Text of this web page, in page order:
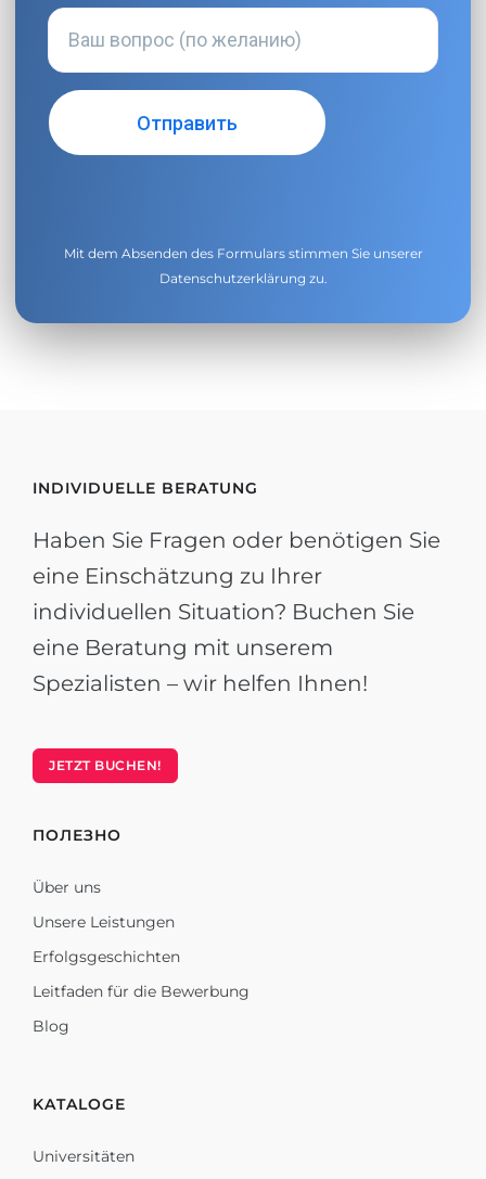
Mit dem Absenden des Formulars stimmen Sie unserer
Datenschutzerklärung zu.
INDIVIDUELLE BERATUNG
Haben Sie Fragen oder benötigen Sie
eine Einschätzung zu Ihrer
individuellen Situation? Buchen Sie
eine Beratung mit unserem
Spezialisten – wir helfen Ihnen!
JETZT BUCHEN!
ПОЛЕЗНО
Über uns
Unsere Leistungen
Erfolgsgeschichten
Leitfaden für die Bewerbung
Blog
KATALOGE
Universitäten